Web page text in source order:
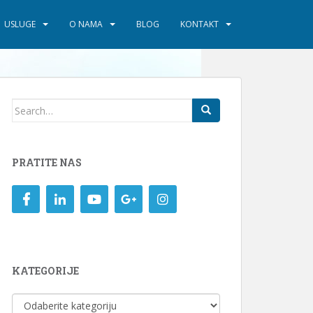
USLUGE O NAMA BLOG KONTAKT
Search
PRATITE NAS
KATEGORIJE
KATEGORIJE